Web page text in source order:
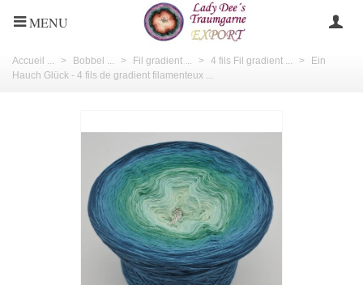
MENU
Accueil ... > Bobbel ... > Fil gradient ... > 4 fils Fil gradient ... >
Ein
Hauch Glück - 4 fils de gradient filamenteux ...